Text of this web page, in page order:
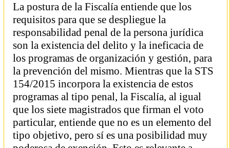
La postura de la Fiscalía entiende que los
requisitos para que se despliegue la
responsabilidad penal de la persona jurídica
son la existencia del delito y la ineficacia de
los programas de organización y gestión, para
la prevención del mismo. Mientras que la STS
154/2015 incorpora la existencia de estos
programas al tipo penal, la Fiscalía, al igual
que los siete magistrados que firman el voto
particular, entiende que no es un elemento del
tipo objetivo, pero sí es una posibilidad muy